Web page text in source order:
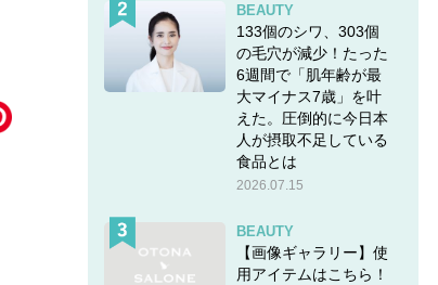
BEAUTY
133個のシワ、303個
の毛穴が減少！たった
6週間で「肌年齢が最
大マイナス7歳」を叶
えた。圧倒的に今日本
人が摂取不足している
食品とは
2026.07.15
BEAUTY
【画像ギャラリー】使
用アイテムはこちら！